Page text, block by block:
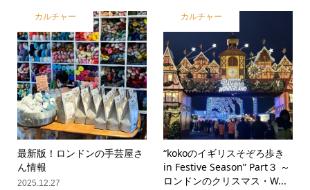
カルチャー
最新版！ロンドンの手芸屋さ
ん情報
2025.12.27
カルチャー
“kokoのイギリスそぞろ歩き
in Festive Season” Part３ ～
ロンドンのクリスマス・W...